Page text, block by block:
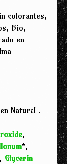
colorantes,
Bio,
en
Natural .
,
*,
, Glycerin